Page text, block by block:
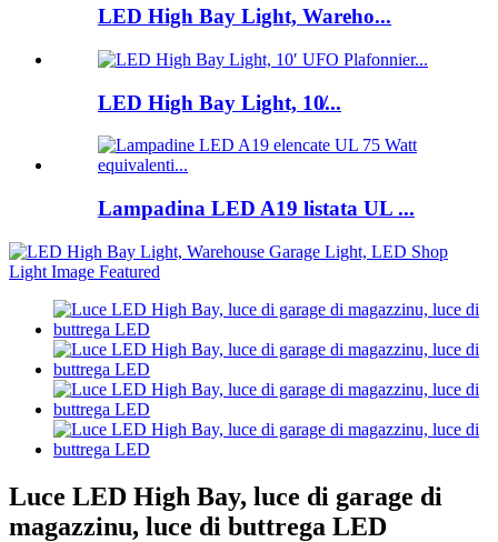
LED High Bay Light, Wareho...
LED High Bay Light, 10̸...
Lampadina LED A19 listata UL ...
Luce LED High Bay, luce di garage di
magazzinu, luce di buttrega LED